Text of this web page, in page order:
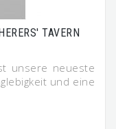
TAVERN
unsere neueste
und eine